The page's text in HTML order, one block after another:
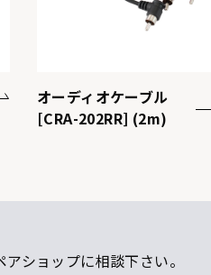
オーディオケーブル
[CRA-202RR] (2m)
ショップに相談下さい。